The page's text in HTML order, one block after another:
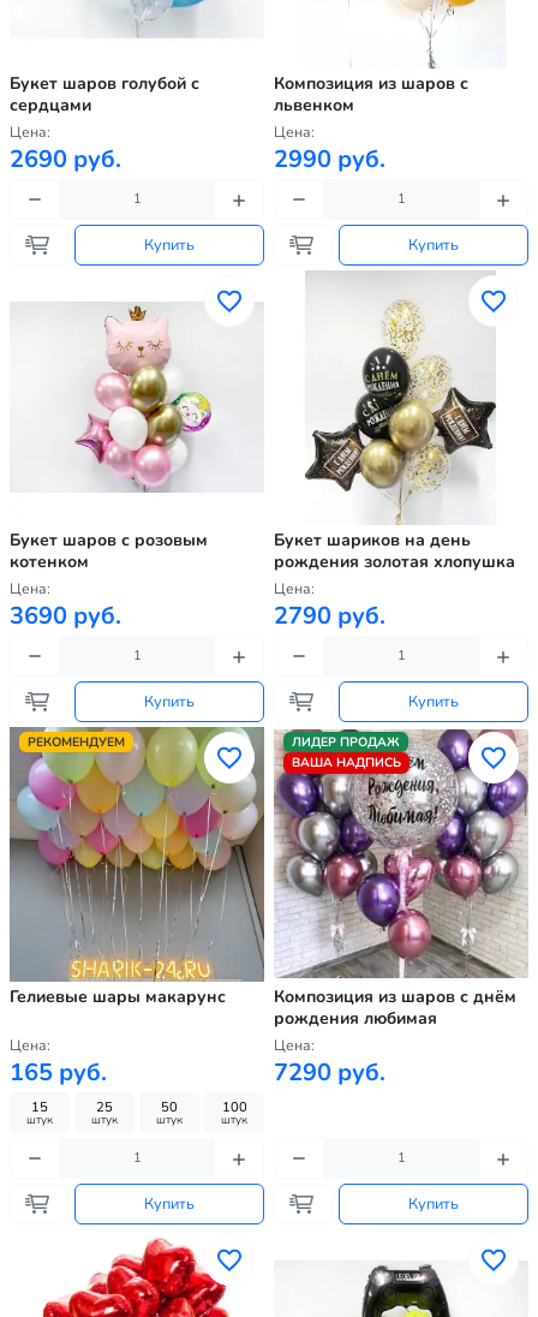
Букет шаров голубой с
сердцами
Цена:
2690 руб.
Купить
Композиция из шаров с
львенком
Цена:
2990 руб.
Купить
Букет шаров с розовым
котенком
Цена:
3690 руб.
Купить
Букет шариков на день
рождения золотая хлопушка
Цена:
2790 руб.
Купить
РЕКОМЕНДУЕМ
Гелиевые шары макарунс
Цена:
165 руб.
15
штук
25
штук
50
штук
100
штук
Купить
ЛИДЕР ПРОДАЖ
ВАША НАДПИСЬ
Композиция из шаров с днём
рождения любимая
Цена:
7290 руб.
Купить